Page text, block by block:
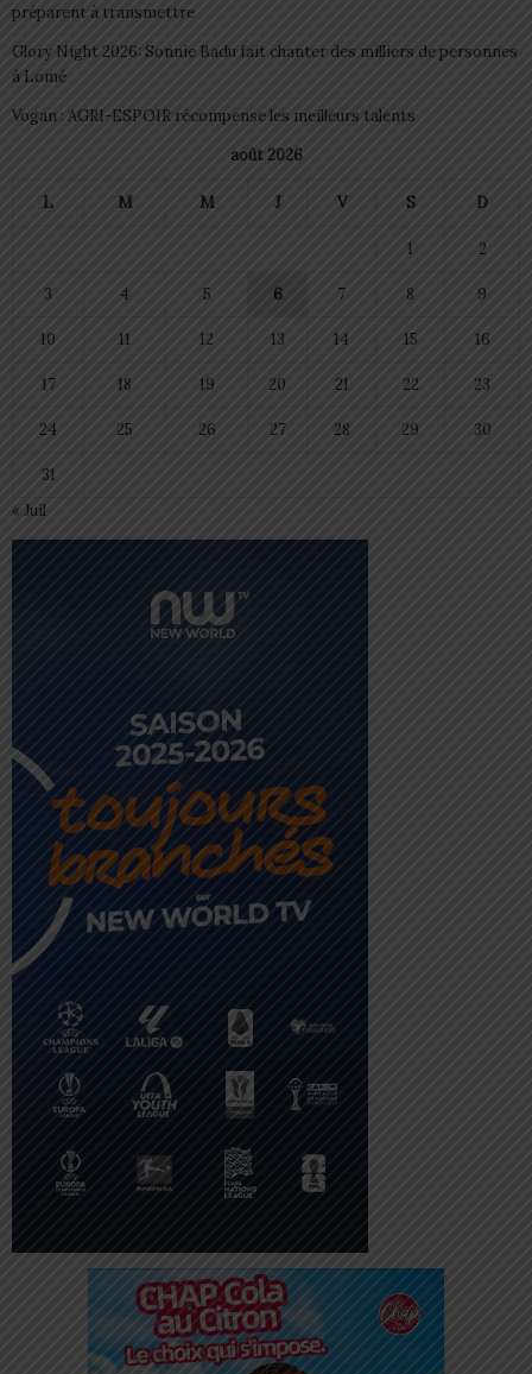
préparent à transmettre
Glory Night 2026: Sonnie Badu fait chanter des milliers de personnes
à Lomé
Vogan : AGRI-ESPOIR récompense les meilleurs talents
août 2026
L M M J V S D
1 2
3 4 5 6 7 8 9
10 11 12 13 14 15 16
17 18 19 20 21 22 23
24 25 26 27 28 29 30
31
« Juil